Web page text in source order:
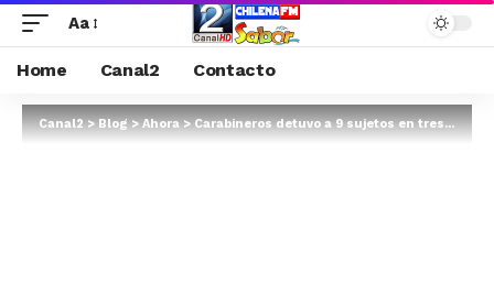
Aa
Home Canal2 Contacto
Canal2>Blog>Ahora>Carabineros detuvo a 9 sujetos en tres operativos policiales